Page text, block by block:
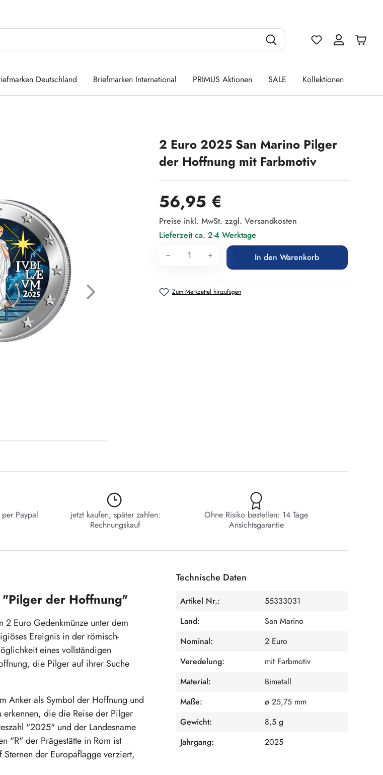
Du hast 0
Deutschland Briefmarken International PRIMUS Aktionen SALE Kollektionen
2 Euro 2025 San Marino Pilger
der Hoffnung mit Farbmotiv
Regulärer Preis:
56,95 €
Preise inkl. MwSt. zzgl. Versandkosten
Lieferzeit ca. 2-4 Werktage
Produkt Anzahl: Gib den gewünschten
In den Warenkorb
Zum Merkzettel hinzufügen
Paypal
jetzt kaufen, später zahlen:
Rechnungskauf
Ohne Risiko bestellen: 14 Tage
Ansichtsgarantie
der Hoffnung"
2 Euro Gedenkmünze unter dem
Ereignis in der römisch-
eines vollständigen
die Pilger auf ihrer Suche
Anker als Symbol der Hoffnung und
erkennen, die die Reise der Pilger
"2025" und der Landesname
"R" der Prägestätte in Rom ist
der Europaflagge verziert,
Technische Daten
Artikel Nr.:
55333031
Land:
San Marino
Nominal:
2 Euro
Veredelung:
mit Farbmotiv
Material:
Bimetall
Maße:
ø 25,75 mm
Gewicht:
8,5 g
Jahrgang:
2025